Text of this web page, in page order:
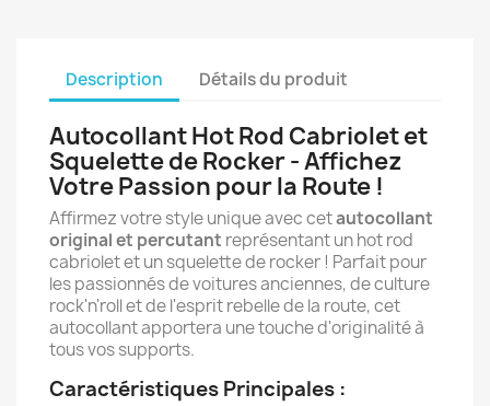
Description Détails du produit
Autocollant Hot Rod Cabriolet et
Squelette de Rocker - Affichez
Votre Passion pour la Route !
Affirmez votre style unique avec cetautocollant
original et percutant représentant un hot rod
cabriolet et un squelette de rocker ! Parfait pour
les passionnés de voitures anciennes, de culture
rock'n'roll et de l'esprit rebelle de la route, cet
autocollant apportera une touche d'originalité à
tous vos supports.
Caractéristiques Principales :